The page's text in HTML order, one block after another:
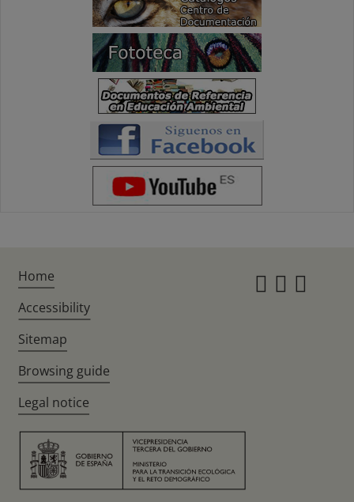
Home
Accessibility
Sitemap
Browsing guide
Legal notice